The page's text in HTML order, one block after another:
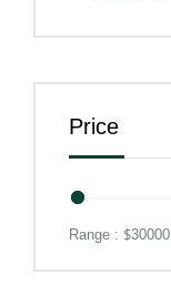
Price
Range : $30000